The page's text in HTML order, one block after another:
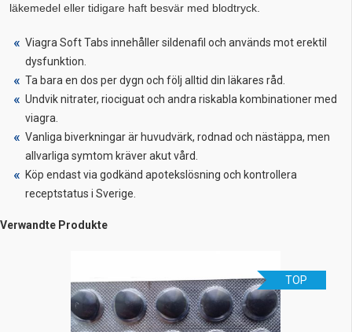
läkemedel eller tidigare haft besvär med blodtryck.
Viagra Soft Tabs innehåller sildenafil och används mot erektil
dysfunktion.
Ta bara en dos per dygn och följ alltid din läkares råd.
Undvik nitrater, riociguat och andra riskabla kombinationer med
viagra.
Vanliga biverkningar är huvudvärk, rodnad och nästäppa, men
allvarliga symtom kräver akut vård.
Köp endast via godkänd apotekslösning och kontrollera
receptstatus i Sverige.
Verwandte Produkte
TOP